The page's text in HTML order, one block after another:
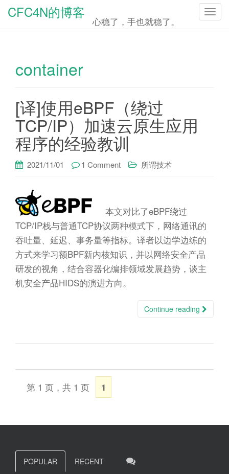
T
CFC4N的博客
心稳了，手也就稳了。
container
[译]使用eBPF（绕过
TCP/IP）加速云原生应用
程序的经验教训
2021/11/01 1 Comment 所谓技术
本文对比了eBPF绕过
TCP/IP栈与普通TCP协议两种模式下，网络通讯的
吞吐量、延迟、事务量等指标。译者以边学边练的
方式来学习额BPF新内核知识，并以网络安全产品
研发的视角，结合容器化编排领域发展趋势，谈主
机安全产品HIDS的演进方向。
Continue reading
第 1 页，共 1 页 1
POPULAR RECENT